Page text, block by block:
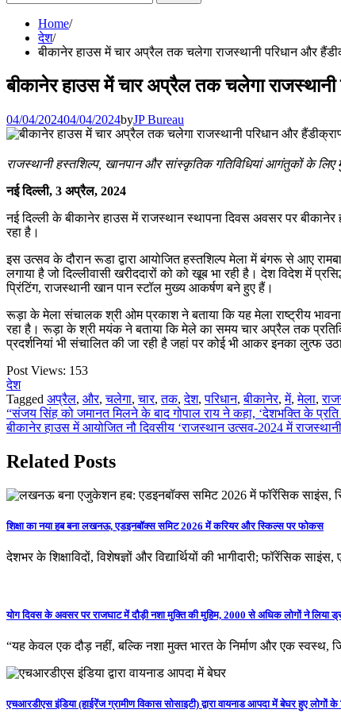
for:
Home
देश
बीकानेर हाउस में चार अप्रैल तक चलेगा राजस्थानी परिधान और
बीकानेर हाउस में चार अप्रैल तक चलेगा राजस्थानी
04/04/202404/04/2024byJP Bureau
राजस्थानी हस्तशिल्प, खानपान और सांस्कृतिक गतिविधियां आगंतुकों के
नई दिल्ली, 3 अप्रैल, 2024
नई दिल्ली के बीकानेर हाउस में राजस्थान स्थापना दिवस अवसर पर
रहा है।
इस उत्सव के दौरान रूडा द्वारा आयोजित हस्तशिल्प मेला में बंगरू से आए
लगाया है जो दिल्लीवासी खरीददारों को को खूब भा रही है। देश विदेश में
प्रिंटिंग, राजस्थानी खान पान स्टॉल मुख्य आकर्षण बने हुए हैं।
रूड़ा के मेला संचालक श्री ओम प्रकाश ने बताया कि यह मेला राष्ट्रीय
रहा है। रूड़ा के श्री मयंक ने बताया कि मेले का समय चार अप्रैल तक
प्रदर्शनियां भी संचालित की जा रही है जहां पर कोई भी आकर इनका
Post Views: 153
देश
Tagged अप्रैल, और,चलेगा,चार,तक,देश,परिधान,बीकानेर,में,मेला,
Post
navigation
“संजय सिंह को जमानत मिलने के बाद गोपाल राय ने कहा, ‘देशभक्ति के
बीकानेर हाउस में आयोजित नौ दिवसीय ‘राजस्थान उत्सव-2024 में
Related Posts
शिक्षा का नया हब बना लखनऊ, एडइनबॉक्स समिट 2026 में करियर और स्किल्स पर फोकस
देशभर के शिक्षाविदों, विशेषज्ञों और विद्यार्थियों की भागीदारी; फॉरेंसिक
योग दिवस के अवसर पर राजघाट में दौड़ी नशा मुक्ति की मुहिम, 2000 से अधिक लोगों ने लिया
“यह केवल एक दौड़ नहीं, बल्कि नशा मुक्त भारत के निर्माण और एक स्वस्थ,
एचआरडीएस इंडिया (हाईरेंज ग्रामीण विकास सोसाइटी) द्वारा वायनाड आपदा में बेघर हुए लोगों के